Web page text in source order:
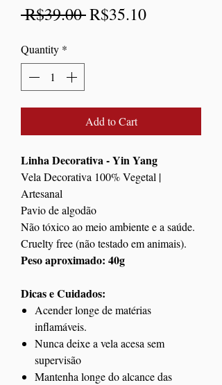
R$39.00 Regular
R$35.10Sale
Quantity *
Add to Cart
Linha Decorativa - Yin Yang
Vela Decorativa 100% Vegetal |
Artesanal
Pavio de algodão
Não tóxico ao meio ambiente e a saúde.
Cruelty free (não testado em animais).
Peso aproximado: 40g
Dicas e Cuidados:
Acender longe de matérias
inflamáveis.
Nunca deixe a vela acesa sem
supervisão
Mantenha longe do alcance das